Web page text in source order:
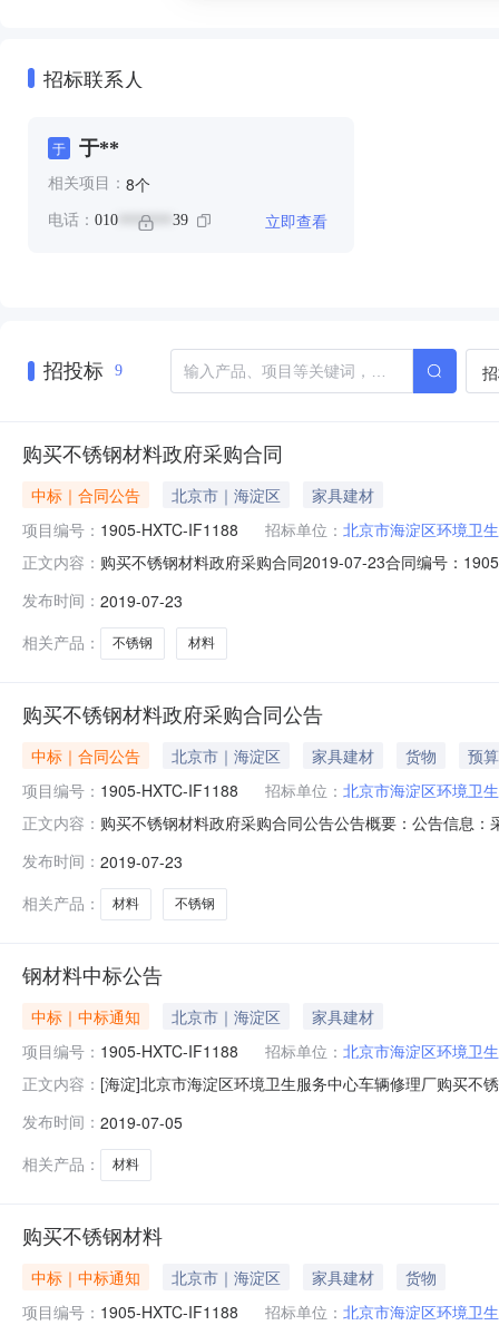
招标联系人
于 于**
相关项目： 8个
电话： 010 ******* 39 立即查看
招投标 9
购买不锈钢材料政府采购合同
中标｜合同公告 北京市｜海淀区
家具建材
项目编号： 1905-HXTC-IF1188 招标单位： 北京市海淀区环境卫
正文内容： 购买不锈钢材料政府采购合同2019-07-23合同编号：
额：150.904200万元合同签订日期：2019-07-16合同公
发布时间： 2019-07-23
相关产品：
不锈钢 材料
购买不锈钢材料政府采购合同公告
中标｜合同公告 北京市｜海淀区 家具建材 货物
预
项目编号： 1905-HXTC-IF1188 招标单位： 北京市海淀区环境卫
正文内容： 购买不锈钢材料政府采购合同公告公告概要：公告信息
63988670采购单位北京市海淀区环境卫生服务中心车辆
天诚
发布时间： 2019-07-23
相关产品：
材料 不锈钢
钢材料中标公告
中标｜中标通知 北京市｜海淀区
家具建材
项目编号： 1905-HXTC-IF1188 招标单位： 北京市海淀区环境卫
正文内容： [海淀]北京市海淀区环境卫生服务中心车辆修理厂购买不
龙联系方式：010-63988670二、采购单位信息采购单位
于老
发布时间： 2019-07-05
相关产品：
材料
购买不锈钢材料
中标｜中标通知 北京市｜海淀区 家具建材
货物
项目编号： 1905-HXTC-IF1188 招标单位： 北京市海淀区环境卫